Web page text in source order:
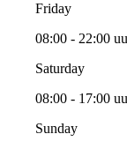
Friday
08:00 - 22:00
Saturday
08:00 - 17:00
Sunday